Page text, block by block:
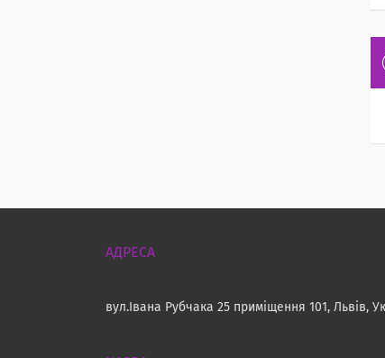
вул.Івана Рубчака 25 приміщення 101, Львів,